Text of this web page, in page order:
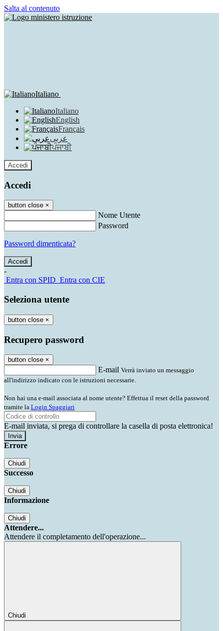
Salta al contenuto
Italiano
Italiano
English
Français
عربى
ਪੰਜਾਬੀ
Accedi
Accedi
button close ×
Nome Utente
Password
Password dimenticata?
-
Entra con SPID Entra con CIE
Seleziona utente
button close ×
Recupero password
button close ×
E-mail Verrà inviato un messaggio
all'indirizzo indicato con le istruzioni necessarie.
Non hai una e-mail associata al nome utente? Effettua il reset della password
tramite la Login Spaggiari
E-mail inviata, si prega di controllare la casella di posta elettronica!
Errore
Chiudi
Successo
Chiudi
Informazione
Chiudi
Attendere...
Attendere il completamento dell'operazione...
Chiudi